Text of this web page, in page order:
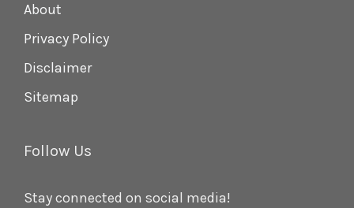
About
Privacy Policy
Disclaimer
Sitemap
Follow Us
Stay connected on social media!